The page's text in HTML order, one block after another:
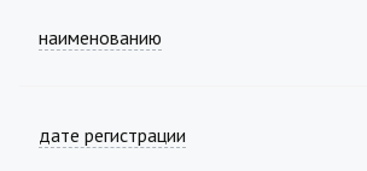
наименованию
дате регистрации